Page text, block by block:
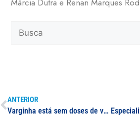
Márcia Dutra e Renan Marques
ANTERIOR
Varginha está sem doses de vacina contra covid-19 para crianças, destaca jornal da região; epidemiologista da UNIFAL-MG participa da reportagem e ressalta importância de cuidados estratégicos na época de volta às aulas